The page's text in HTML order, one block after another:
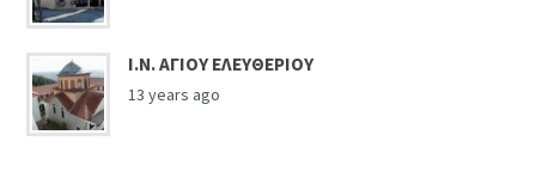
Ι.Ν. ΑΓΙΟΥ ΕΛΕΥΘΕΡΙΟΥ
13 years ago